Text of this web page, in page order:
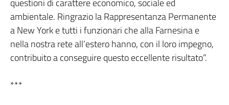
questioni di carattere economico, sociale ed
ambientale. Ringrazio la Rappresentanza Permanente
a New York e tutti i funzionari che alla Farnesina e
nella nostra rete all’estero hanno, con il loro impegno,
contribuito a conseguire questo eccellente risultato”.
***